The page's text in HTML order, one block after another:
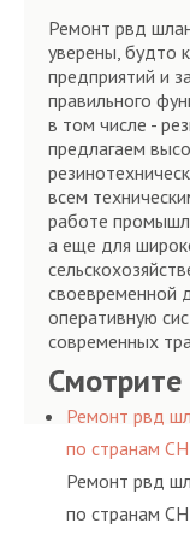
Ремонт рвд
уверены, будто
предприятий и
правильного
в том числе -
предлагаем
всем
работе
а еще для
своевременной
оперативную
современных
Ремонт рвд
по странам
Ремонт рвд
по странам